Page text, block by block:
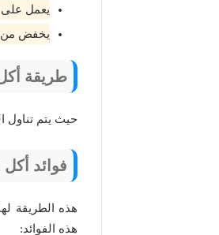
يعمل على
يخفض من
طريقة
حيث يتم تناول
فوائد
هذه الطريقة
هذه الفوائد: